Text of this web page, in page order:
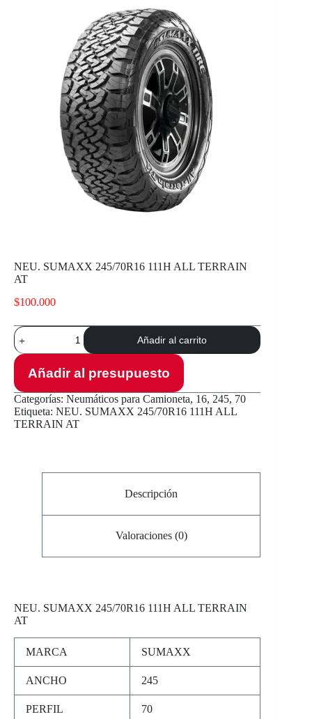
NEU. SUMAXX 245/70R16 111H ALL TERRAIN
AT
$100.000
NEU.
SUMAXX
245/70R16
111H
ALL
TERRAIN
AT
cantidad
Añadir al carrito
Añadir al presupuesto
Categorías: Neumáticos para Camioneta, 16, 245, 70
Etiqueta: NEU. SUMAXX 245/70R16 111H ALL
TERRAIN AT
Descripción
Valoraciones (0)
NEU. SUMAXX 245/70R16 111H ALL TERRAIN
AT
MARCA SUMAXX
ANCHO 245
PERFIL 70